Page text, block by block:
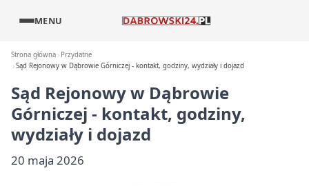
MENU
Strona główna
Przydatne
Sąd Rejonowy w Dąbrowie Górniczej - kontakt, godziny, wydziały i dojazd
Sąd Rejonowy w Dąbrowie
Górniczej - kontakt, godziny,
wydziały i dojazd
20 maja 2026